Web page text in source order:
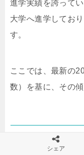
進学実績を誇って
大学へ進学してお
す。
ここでは、最新の
数）を基に、その
2025年度 主要大
シェア